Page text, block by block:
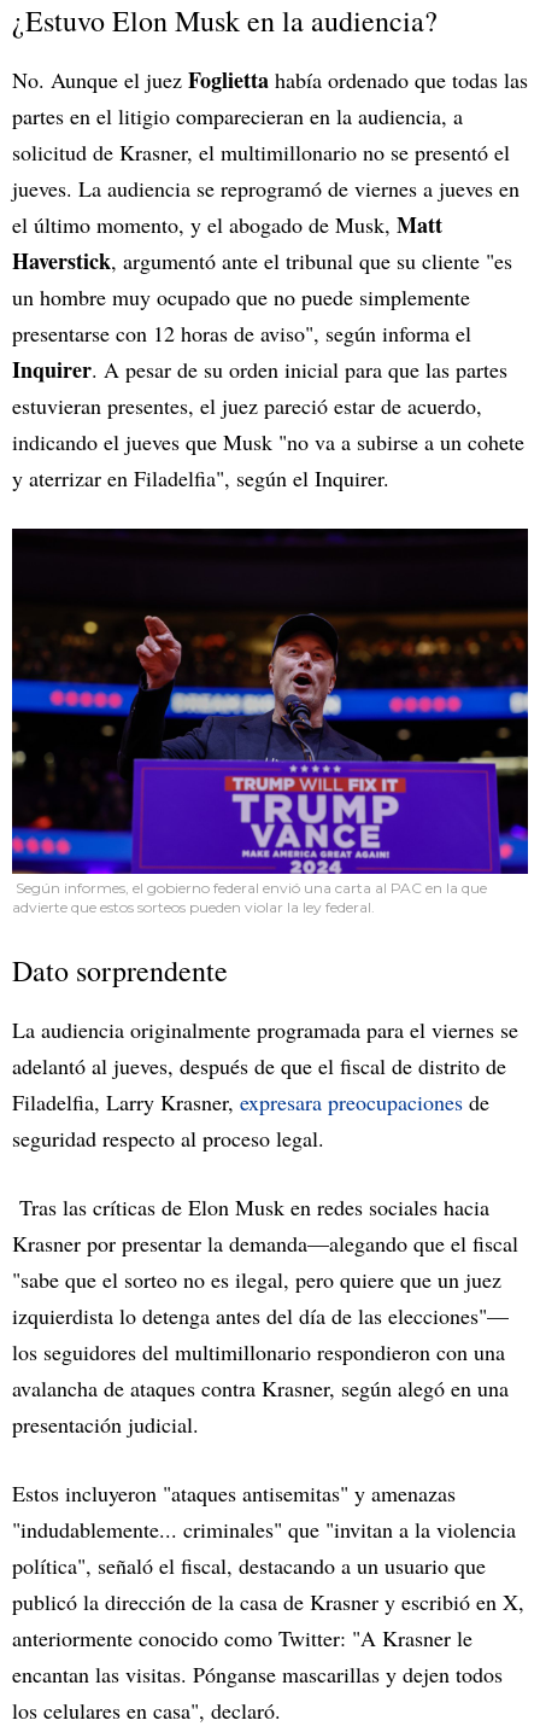
¿Estuvo Elon Musk en la audiencia?
No. Aunque el juez Foglietta había ordenado que todas las
partes en el litigio comparecieran en la audiencia, a
solicitud de Krasner, el multimillonario no se presentó el
jueves. La audiencia se reprogramó de viernes a jueves en
el último momento, y el abogado de Musk, Matt
Haverstick, argumentó ante el tribunal que su cliente "es
un hombre muy ocupado que no puede simplemente
presentarse con 12 horas de aviso", según informa el
Inquirer. A pesar de su orden inicial para que las partes
estuvieran presentes, el juez pareció estar de acuerdo,
indicando el jueves que Musk "no va a subirse a un cohete
y aterrizar en Filadelfia", según el Inquirer.
Según informes, el gobierno federal envió una carta al PAC en la que
advierte que estos sorteos pueden violar la ley federal.
Dato sorprendente
La audiencia originalmente programada para el viernes se
adelantó al jueves, después de que el fiscal de distrito de
Filadelfia, Larry Krasner, expresara preocupaciones de
seguridad respecto al proceso legal.
Tras las críticas de Elon Musk en redes sociales hacia
Krasner por presentar la demanda—alegando que el fiscal
"sabe que el sorteo no es ilegal, pero quiere que un juez
izquierdista lo detenga antes del día de las elecciones"—
los seguidores del multimillonario respondieron con una
avalancha de ataques contra Krasner, según alegó en una
presentación judicial.
Estos incluyeron "ataques antisemitas" y amenazas
"indudablemente... criminales" que "invitan a la violencia
política", señaló el fiscal, destacando a un usuario que
publicó la dirección de la casa de Krasner y escribió en X,
anteriormente conocido como Twitter: "A Krasner le
encantan las visitas. Pónganse mascarillas y dejen todos
los celulares en casa", declaró.